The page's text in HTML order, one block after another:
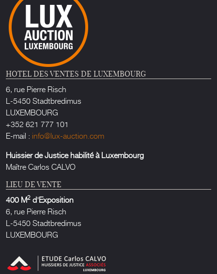
HOTEL DES VENTES DE LUXEMBOURG
6, rue Pierre Risch
L-5450 Stadtbredimus
LUXEMBOURG
+352 621 777 101
E-mail : info@lux-auction.com
Huissier de Justice habilité à Luxembourg
Maître Carlos CALVO
LIEU DE VENTE
400 M2 d'Exposition
6, rue Pierre Risch
L-5450 Stadtbredimus
LUXEMBOURG